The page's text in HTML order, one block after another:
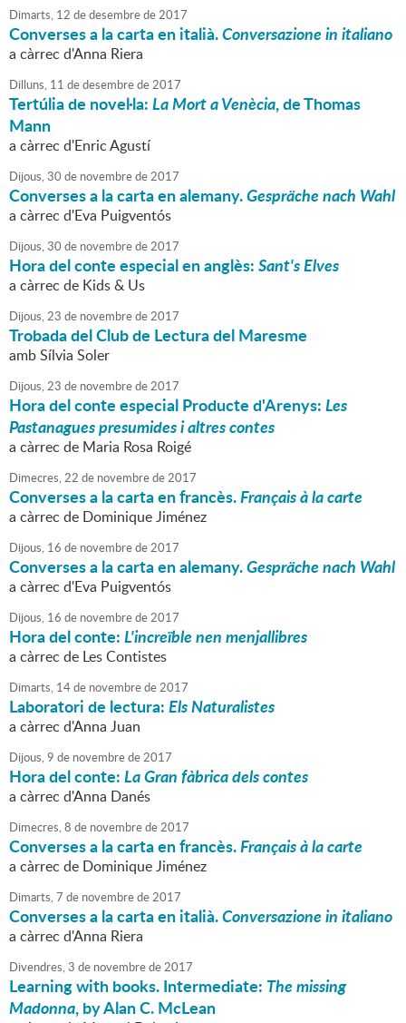
Dimarts, 12 dedesembrede2017
Converses a la carta en italià.Conversazione in italiano
a càrrec d'Anna Riera
Dilluns, 11 dedesembrede2017
Tertúlia de novel·la:La Mort a Venècia, de Thomas
Mann
a càrrec d'Enric Agustí
Dijous,30 de novembrede2017
Converses a la carta en alemany.Gespräche nach Wahl
a càrrec d'Eva Puigventós
Dijous,30 de novembrede2017
Hora del conte especial en anglès:Sant's Elves
a càrrec de Kids & Us
Dijous,23 de novembrede2017
Trobada del Club de Lectura del Maresme
amb Sílvia Soler
Dijous,23 de novembrede2017
Hora del conte especial Producte d'Arenys:Les
Pastanagues presumides i altres contes
a càrrec de Maria Rosa Roigé
Dimecres,22 de novembrede2017
Converses a la carta en francès.Français à la carte
a càrrec de Dominique Jiménez
Dijous, 16 de novembrede2017
Converses a la carta en alemany.Gespräche nach Wahl
a càrrec d'Eva Puigventós
Dijous, 16 de novembrede2017
Hora del conte:L'increïble nen menjallibres
a càrrec de Les Contistes
Dimarts, 14de novembrede2017
Laboratori de lectura:Els Naturalistes
a càrrec d'Anna Juan
Dijous,9 de novembrede2017
Hora del conte:La Gran fàbrica dels contes
a càrrec d'Anna Danés
Dimecres,8 de novembrede2017
Converses a la carta en francès.Français à la carte
a càrrec de Dominique Jiménez
Dimarts,7 de novembrede2017
Converses a la carta en italià.Conversazione in italiano
a càrrec d'Anna Riera
Divendres,3 de novembrede2017
Learning with books. Intermediate: The missing
Madonna, by Alan C. McLean